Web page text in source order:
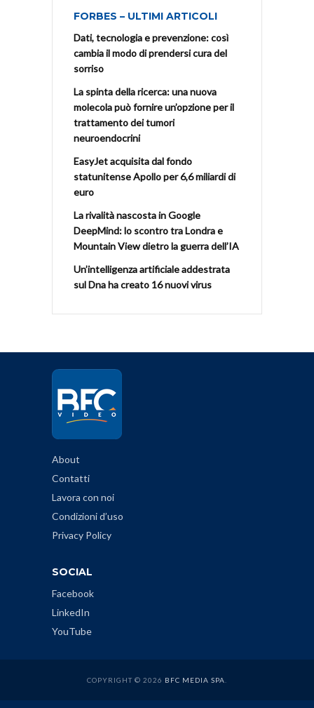
FORBES – ULTIMI ARTICOLI
Dati, tecnologia e prevenzione: così
cambia il modo di prendersi cura del
sorriso
La spinta della ricerca: una nuova
molecola può fornire un’opzione per il
trattamento dei tumori
neuroendocrini
EasyJet acquisita dal fondo
statunitense Apollo per 6,6 miliardi di
euro
La rivalità nascosta in Google
DeepMind: lo scontro tra Londra e
Mountain View dietro la guerra dell’IA
Un’intelligenza artificiale addestrata
sul Dna ha creato 16 nuovi virus
About
Contatti
Lavora con noi
Condizioni d’uso
Privacy Policy
SOCIAL
Facebook
LinkedIn
YouTube
COPYRIGHT © 2026 BFC MEDIA SPA